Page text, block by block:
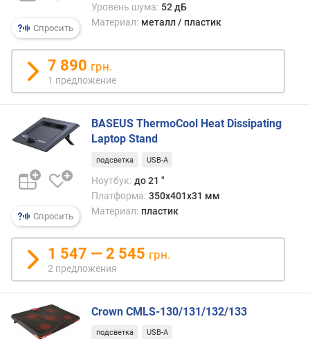
д
ю
е
н
и
е
н
о
т
к
у
и
н
т
Спросить
Уровень шума: 52 дБ
Материал: металл / пластик
7 890 грн.
1 предложение
Спросить
BASEUS ThermoCool Heat Dissipating
Laptop Stand
подсветка USB-A
Ноутбук: до 21 "
Платформа: 350x401x31 мм
Материал: пластик
1 547 — 2 545 грн.
2 предложения
Crown CMLS-130/131/132/133
подсветка USB-A